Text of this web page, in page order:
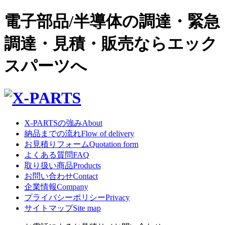
電子部品/半導体の調達・緊急
調達・見積・販売ならエック
スパーツへ
X-PARTSの強みAbout
納品までの流れFlow of delivery
お見積りフォームQuotation form
よくある質問FAQ
取り扱い商品Products
お問い合わせContact
企業情報Company
プライバシーポリシーPrivacy
サイトマップSite map